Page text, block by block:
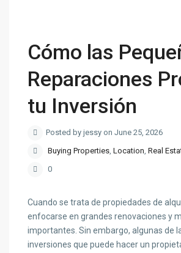
Cómo las
Reparaciones
tu Inversión
Posted by jessy on June 25, 2026
Buying Properties,Location,Real
0
Cuando se trata de propiedades de
enfocarse en grandes renovaciones y
importantes. Sin embargo, algunas de
inversiones que puede hacer un